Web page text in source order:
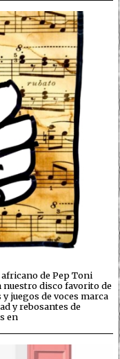
de Pep Toni
nuestro disco favorito de
juegos de voces marca
y rebosantes de
en